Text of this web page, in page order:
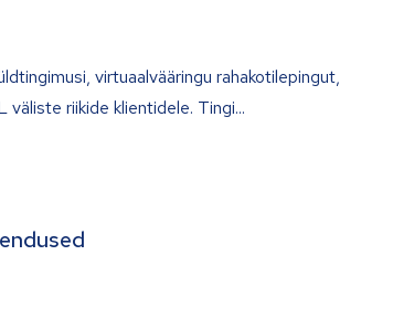
virtuaalvääringu rahakotilepingut,
riikide klientidele. Tingi